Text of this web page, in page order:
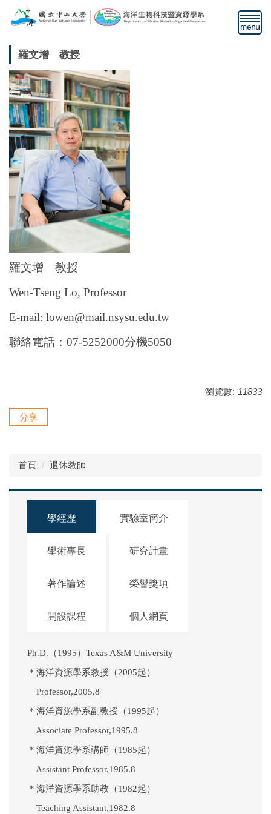
到
要
內
容
區
羅文增 教授
羅文增 教授
Wen-Tseng Lo, Professor
E-mail: lowen@mail.nsysu.edu.tw
聯絡電話： 07-5252000分機5050
瀏覽數: 11833
分享
首頁 退休教師
學經歷 實驗室簡介
學術專長 研究計畫
著作論述 榮譽獎項
開設課程 個人網頁
Ph.D.（1995）Texas A&M University
＊海洋資源學系教授（2005起）
Professor,2005.8
＊海洋資源學系副教授（1995起）
Associate Professor,1995.8
＊海洋資源學系講師（1985起）
Assistant Professor,1985.8
＊海洋資源學系助教（1982起）
Teaching Assistant,1982.8